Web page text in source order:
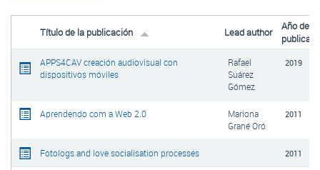
Título de la publicación Lead author
Año de
APPS4CAV creación audiovisual con
dispositivos móviles
Rafael
Suárez
Gómez
2019
Aprendendo com a Web 2.0
Mariona
Grané Oró
2011
Fotologs and love socialisation processes 2011